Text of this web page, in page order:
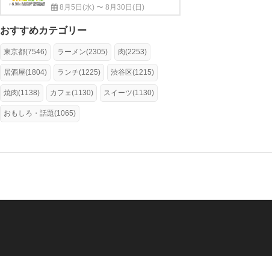
8月5日(水) 〜 8月30日(日)
おすすめカテゴリー
東京都(7546) ラーメン(2305) 肉(2253)
居酒屋(1804) ランチ(1225) 渋谷区(1215)
焼肉(1138) カフェ(1130) スイーツ(1130)
おもしろ・話題(1065)